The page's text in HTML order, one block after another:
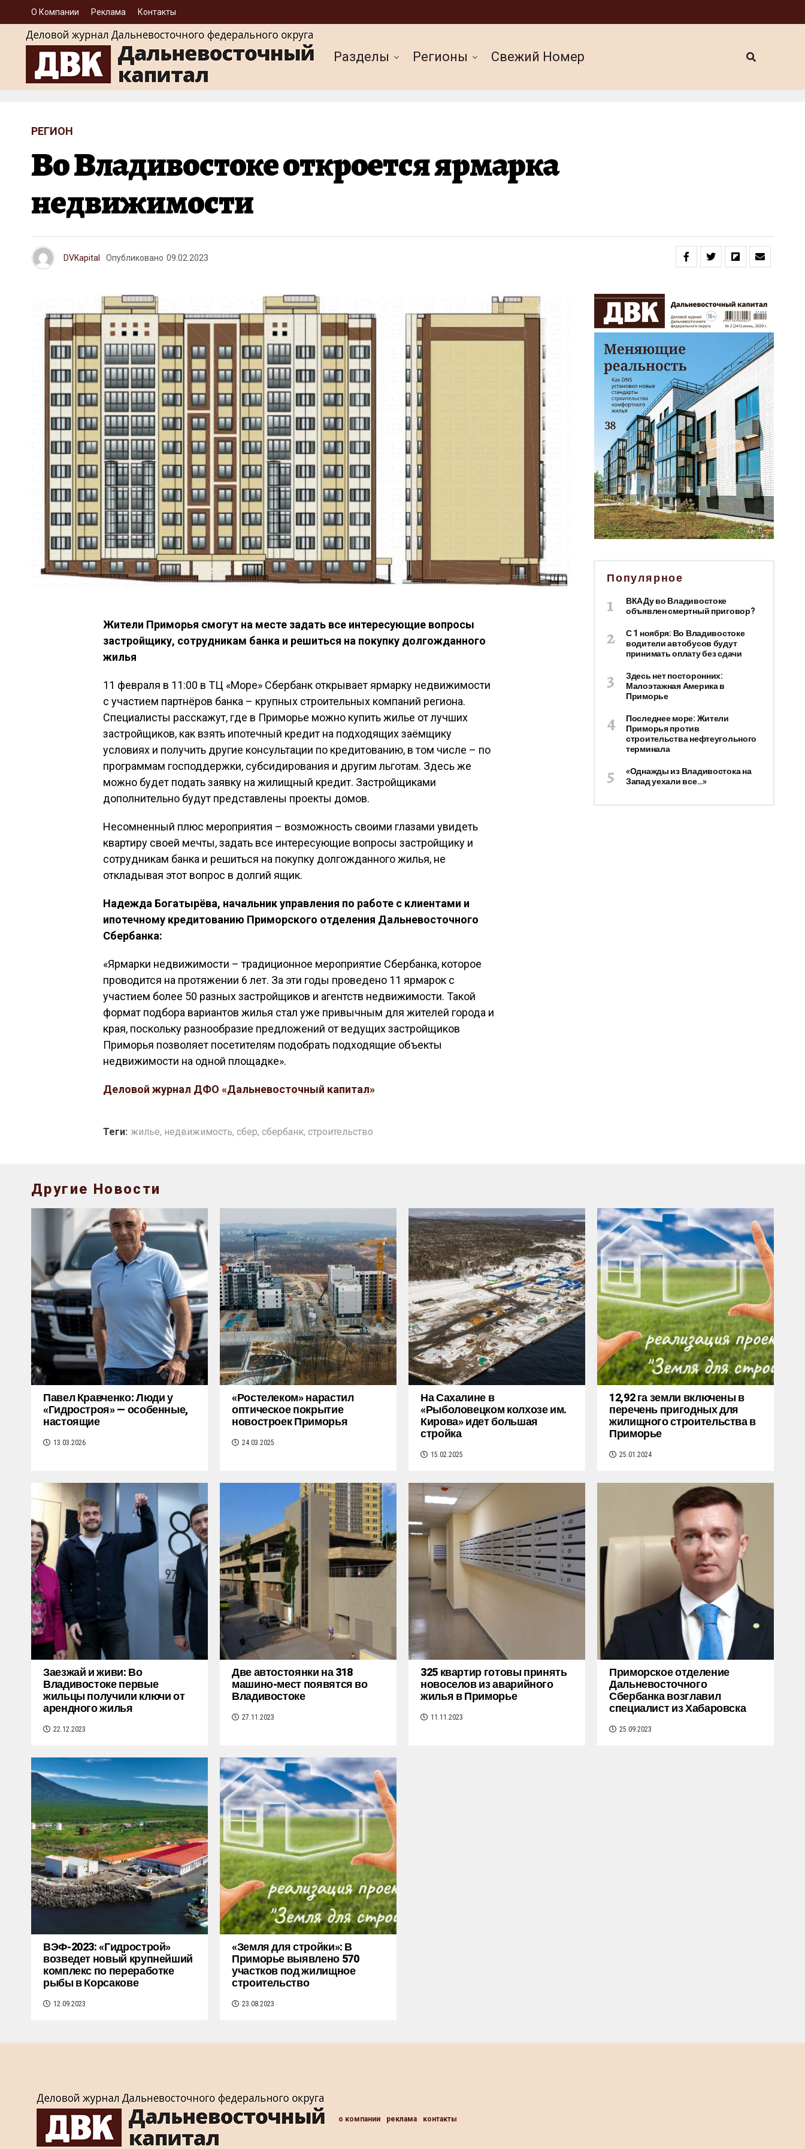
О Компании Реклама Контакты
Разделы Регионы Cвежий Номер
РЕГИОН
Во Владивостоке откроется ярмарка
недвижимости
DVKapital Опубликовано 09.02.2023
Жители Приморья смогут на месте задать все интересующие вопросы
застройщику, сотрудникам банка и решиться на покупку долгожданного
жилья
11 февраля в 11:00 в ТЦ «Море» Сбербанк открывает ярмарку недвижимости
с участием партнёров банка – крупных строительных компаний региона.
Специалисты расскажут, где в Приморье можно купить жилье от лучших
застройщиков, как взять ипотечный кредит на подходящих заёмщику
условиях и получить другие консультации по кредитованию, в том числе – по
программам господдержки, субсидирования и другим льготам. Здесь же
можно будет подать заявку на жилищный кредит. Застройщиками
дополнительно будут представлены проекты домов.
Несомненный плюс мероприятия – возможность своими глазами увидеть
квартиру своей мечты, задать все интересующие вопросы застройщику и
сотрудникам банка и решиться на покупку долгожданного жилья, не
откладывая этот вопрос в долгий ящик.
Надежда Богатырёва, начальник управления по работе с клиентами и
ипотечному кредитованию Приморского отделения Дальневосточного
Сбербанка:
«Ярмарки недвижимости – традиционное мероприятие Сбербанка, которое
проводится на протяжении 6 лет. За эти годы проведено 11 ярмарок с
участием более 50 разных застройщиков и агентств недвижимости. Такой
формат подбора вариантов жилья стал уже привычным для жителей города и
края, поскольку разнообразие предложений от ведущих застройщиков
Приморья позволяет посетителям подобрать подходящие объекты
недвижимости на одной площадке».
Деловой журнал ДФО «Дальневосточный капитал»
Теги: жилье, недвижимость, сбер, сбербанк, строительство
Популярное
ВКАДу во Владивостоке
объявлен смертный приговор?
С 1 ноября: Во Владивостоке
водители автобусов будут
принимать оплату без сдачи
Здесь нет посторонних:
Малоэтажная Америка в
Приморье
Последнее море: Жители
Приморья против
строительства нефтеугольного
терминала
«Однажды из Владивостока на
Запад уехали все…»
Другие Новости
Павел Кравченко: Люди у
«Гидростроя» — особенные,
настоящие
13.03.2026
«Ростелеком» нарастил
оптическое покрытие
новостроек Приморья
24.03.2025
На Сахалине в
«Рыболовецком колхозе им.
Кирова» идет большая
стройка
15.02.2025
12,92 га земли включены в
перечень пригодных для
жилищного строительства в
Приморье
25.01.2024
Заезжай и живи: Во
Владивостоке первые
жильцы получили ключи от
арендного жилья
22.12.2023
Две автостоянки на 318
машино-мест появятся во
Владивостоке
27.11.2023
325 квартир готовы принять
новоселов из аварийного
жилья в Приморье
11.11.2023
Приморское отделение
Дальневосточного
Сбербанка возглавил
специалист из Хабаровска
25.09.2023
ВЭФ-2023: «Гидрострой»
возведет новый крупнейший
комплекс по переработке
рыбы в Корсакове
12.09.2023
«Земля для стройки»: В
Приморье выявлено 570
участков под жилищное
строительство
23.08.2023
о компании реклама контакты